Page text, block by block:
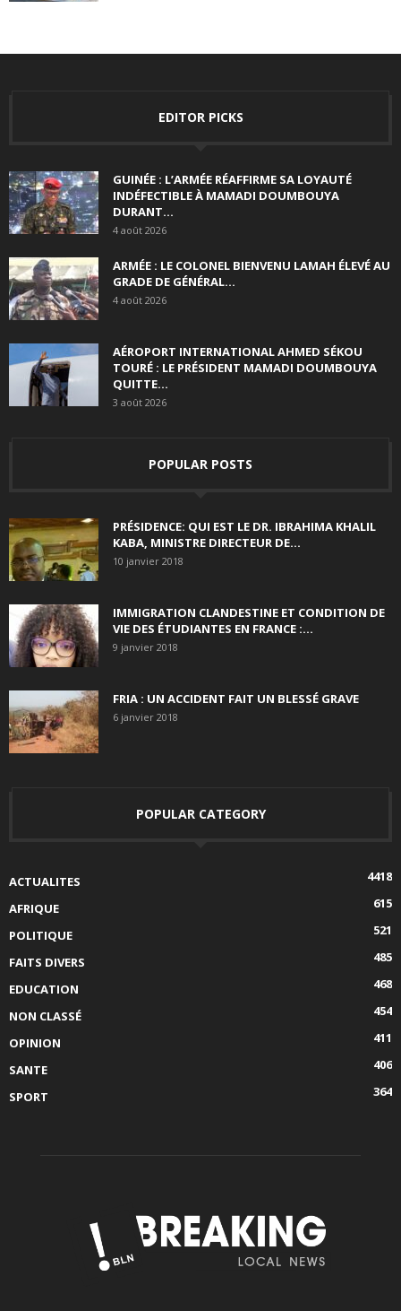
EDITOR PICKS
GUINÉE : L’ARMÉE RÉAFFIRME SA LOYAUTÉ
INDÉFECTIBLE À MAMADI DOUMBOUYA
DURANT...
4 août 2026
ARMÉE : LE COLONEL BIENVENU LAMAH ÉLEVÉ AU
GRADE DE GÉNÉRAL...
4 août 2026
AÉROPORT INTERNATIONAL AHMED SÉKOU
TOURÉ : LE PRÉSIDENT MAMADI DOUMBOUYA
QUITTE...
3 août 2026
POPULAR POSTS
PRÉSIDENCE: QUI EST LE DR. IBRAHIMA KHALIL
KABA, MINISTRE DIRECTEUR DE...
10 janvier 2018
IMMIGRATION CLANDESTINE ET CONDITION DE
VIE DES ÉTUDIANTES EN FRANCE :...
9 janvier 2018
FRIA : UN ACCIDENT FAIT UN BLESSÉ GRAVE
6 janvier 2018
POPULAR CATEGORY
ACTUALITES
4418
AFRIQUE
615
POLITIQUE
521
FAITS DIVERS
485
EDUCATION
468
NON CLASSÉ
454
OPINION
411
SANTE
406
SPORT
364